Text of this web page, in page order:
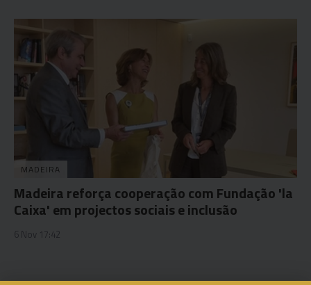
MADEIRA
Madeira reforça cooperação com Fundação 'la
Caixa' em projectos sociais e inclusão
6 Nov 17:42